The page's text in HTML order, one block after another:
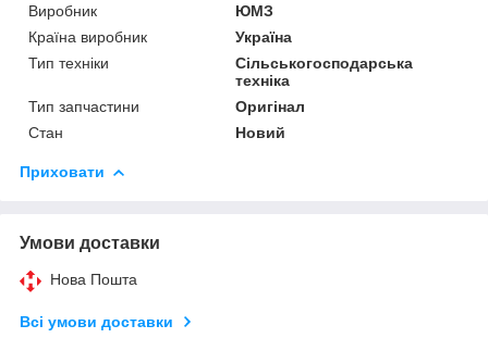
Виробник
ЮМЗ
Країна виробник
Україна
Тип техніки
Сільськогосподарська
техніка
Тип запчастини
Оригінал
Стан
Новий
Приховати
Умови доставки
Нова Пошта
Всі умови доставки